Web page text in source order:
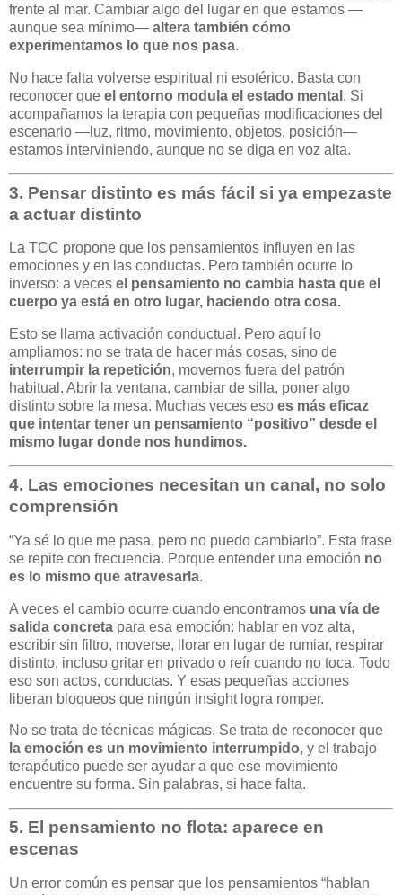
frente al mar. Cambiar algo del lugar en que estamos —
aunque sea mínimo— altera también cómo
experimentamos lo que nos pasa.
No hace falta volverse espiritual ni esotérico. Basta con
reconocer que el entorno modula el estado mental . Si
acompañamos la terapia con pequeñas modificaciones del
escenario —luz, ritmo, movimiento, objetos, posición—
estamos interviniendo, aunque no se diga en voz alta.
3. Pensar distinto es más fácil si ya empezaste
a actuar distinto
La TCC propone que los pensamientos influyen en las
emociones y en las conductas. Pero también ocurre lo
inverso: a veces el pensamiento no cambia hasta que el
cuerpo ya está en otro lugar, haciendo otra cosa.
Esto se llama activación conductual. Pero aquí lo
ampliamos: no se trata de hacer más cosas, sino de
interrumpir la repetición, movernos fuera del patrón
habitual. Abrir la ventana, cambiar de silla, poner algo
distinto sobre la mesa. Muchas veces eso es más eficaz
que intentar tener un pensamiento “positivo” desde el
mismo lugar donde nos hundimos.
4. Las emociones necesitan un canal, no solo
comprensión
“Ya sé lo que me pasa, pero no puedo cambiarlo”. Esta frase
se repite con frecuencia. Porque entender una emoción no
es lo mismo que atravesarla.
A veces el cambio ocurre cuando encontramos una vía de
salida concreta para esa emoción: hablar en voz alta,
escribir sin filtro, moverse, llorar en lugar de rumiar, respirar
distinto, incluso gritar en privado o reír cuando no toca. Todo
eso son actos, conductas. Y esas pequeñas acciones
liberan bloqueos que ningún insight logra romper.
No se trata de técnicas mágicas. Se trata de reconocer que
la emoción es un movimiento interrumpido, y el trabajo
terapéutico puede ser ayudar a que ese movimiento
encuentre su forma. Sin palabras, si hace falta.
5. El pensamiento no flota: aparece en
escenas
Un error común es pensar que los pensamientos “hablan